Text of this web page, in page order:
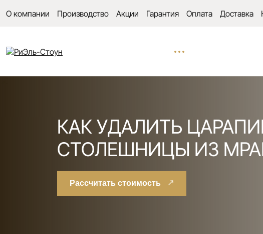
О компании Производство Акции Гарантия Оплата Доставка
КАК УДАЛИТЬ
СТОЛЕШНИЦЫ ИЗ
Рассчитать стоимость